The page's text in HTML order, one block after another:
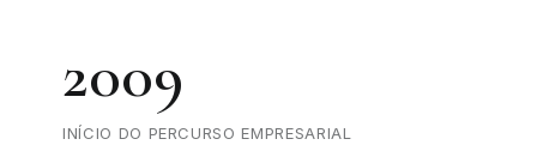
2009
INÍCIO DO PERCURSO EMPRESARIAL